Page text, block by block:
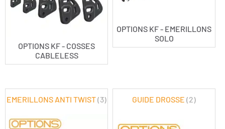
OPTIONS KF - COSSES
CABLELESS
OPTIONS KF - EMERILLONS
SOLO
EMERILLONS ANTI TWIST(3) GUIDE DROSSE(2)